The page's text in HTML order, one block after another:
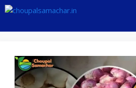
Skip
content